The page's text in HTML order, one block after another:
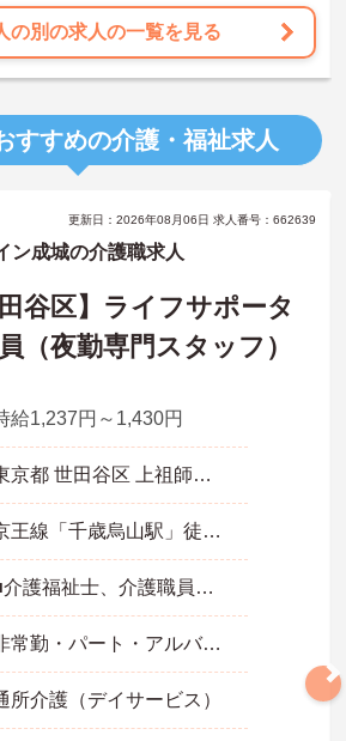
相談ください。
の別の求人の一覧を見る
すすめの介護・福祉求人
更新日：2026年08月06日 求人番号：662639
ン成城の介護職求人
谷区】ライフサポータ
（夜勤専門スタッフ）
給1,237円～1,430円
東京都 世田谷区 上祖師谷6-29-19
京王線「千歳烏山駅」徒歩15分
■介護福祉士、介護職員実務者研修、介護職員初任者研修、ホームヘルパー1級、ホームヘルパー2級いずれかの資格をお持ちの方 ※未経験相談可能
非常勤・パート・アルバイト
所介護（デイサービス）